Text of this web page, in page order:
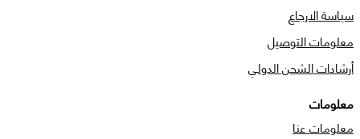
سياسة الارجاع
معلومات التوصيل
أرشادات الشحن الدولي
معلومات
معلومات عنا